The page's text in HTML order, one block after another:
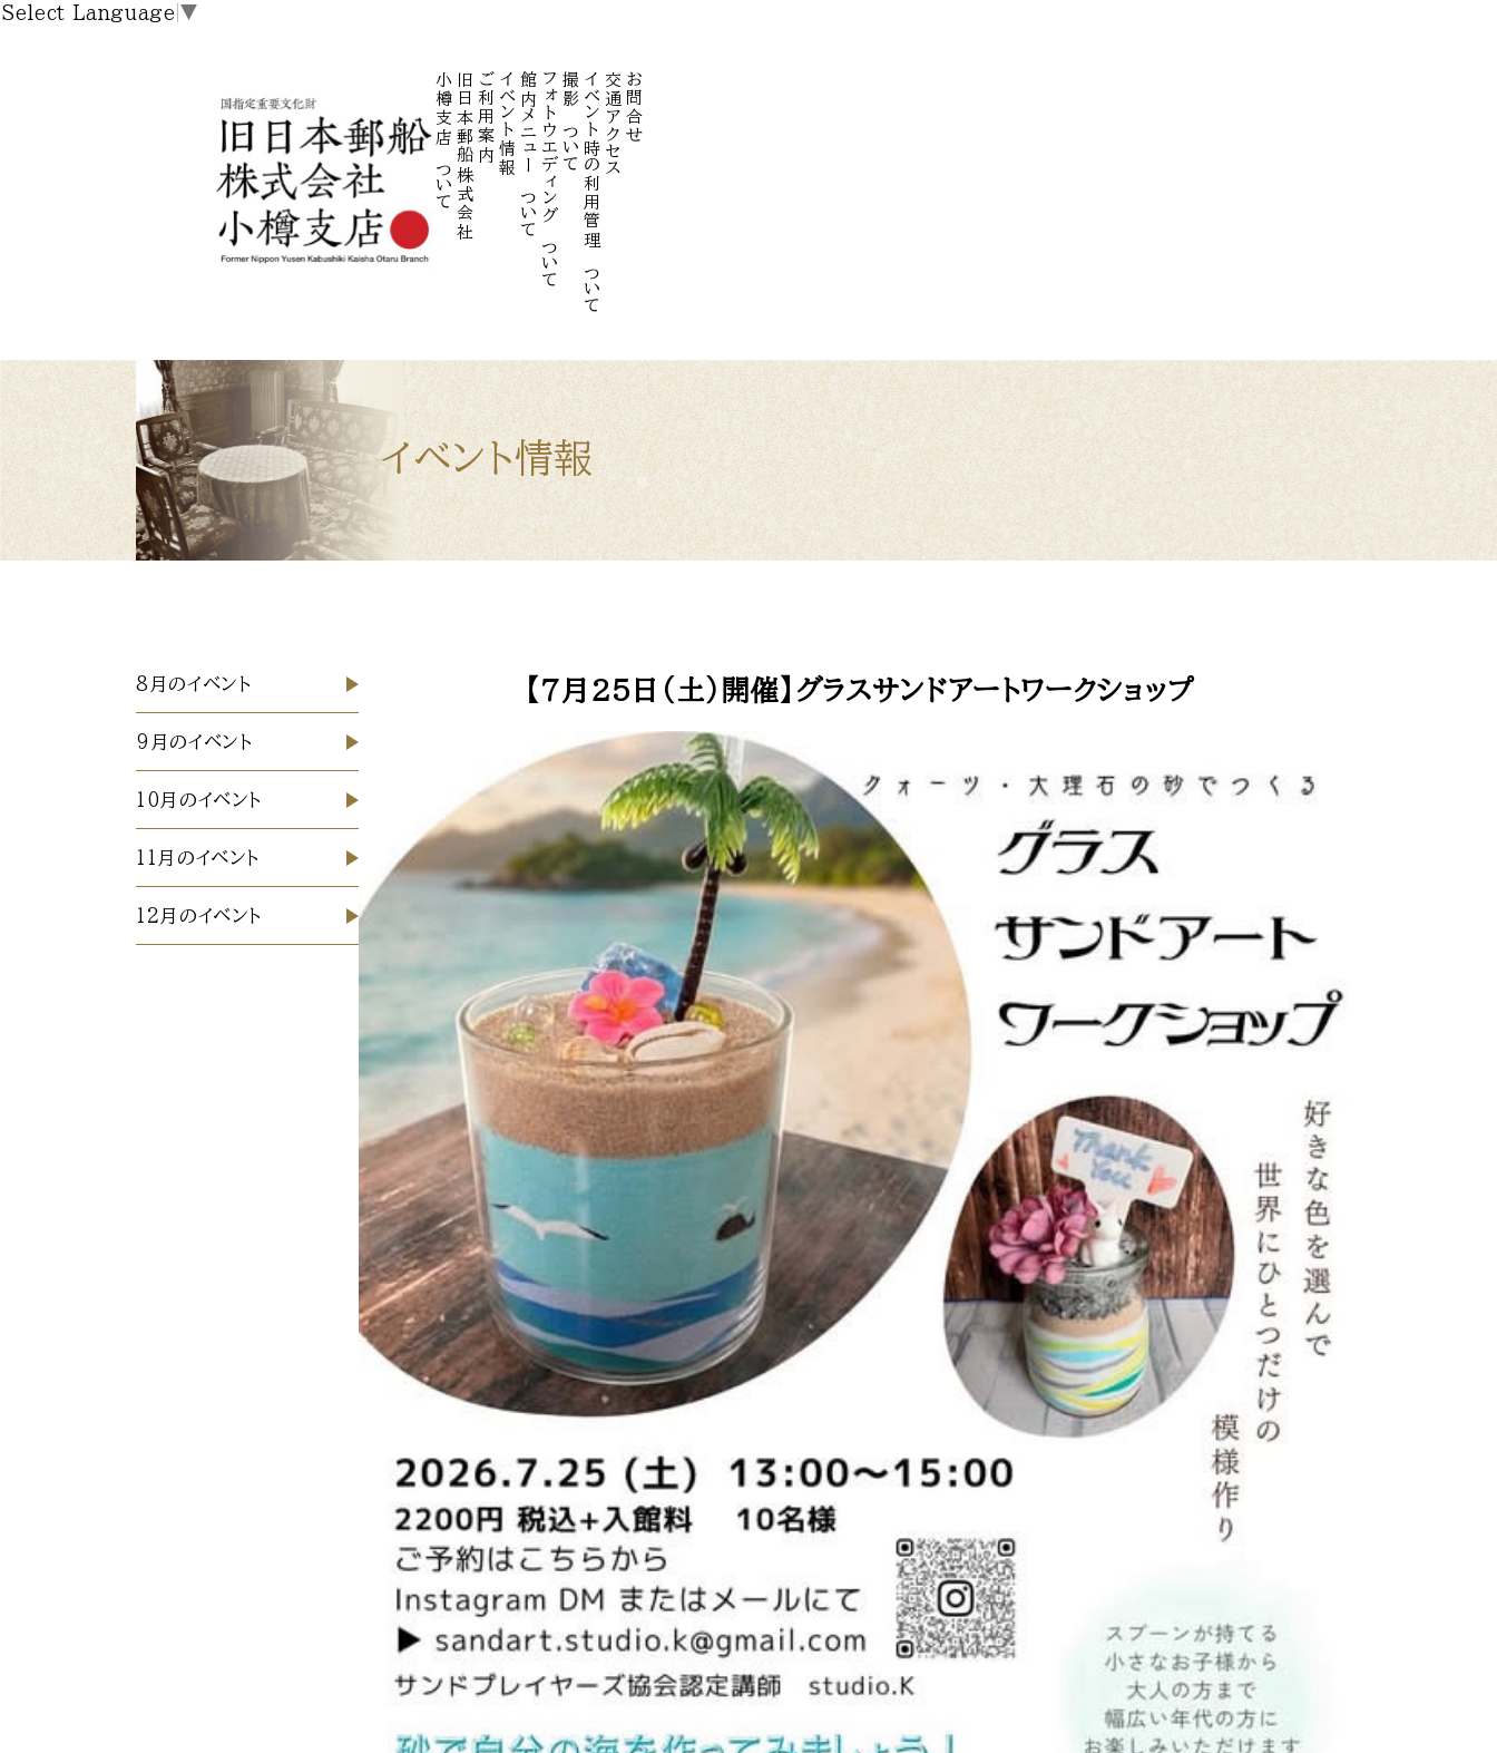
Select Language ▼
旧日本郵船株式会社
小樽支店について ご利用案内イベント情報 フォトウエディングについて
館内メニューについて イベント時の利用管理について
撮影について 交通アクセスお問合せ
イベント情報
8月のイベント
9月のイベント
10月のイベント
11月のイベント
12月のイベント
【7月25日（土）開催】グラスサンドアートワークショップ